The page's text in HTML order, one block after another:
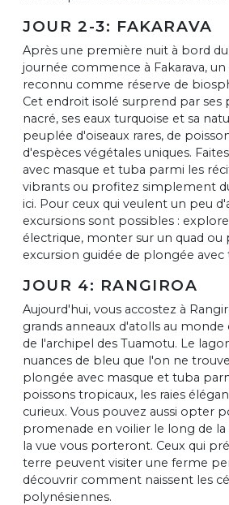
JOUR 2-3: FAKARAVA
Après une première nuit à bord du
journée commence à Fakarava,
reconnu comme réserve de
Cet endroit isolé surprend par ses
nacré, ses eaux turquoise et sa
peuplée d'oiseaux rares, de
d'espèces végétales uniques.
avec masque et tuba parmi les
vibrants ou profitez simplement
ici. Pour ceux qui veulent un peu
excursions sont possibles :
électrique, monter sur un quad ou
excursion guidée de plongée avec
JOUR 4: RANGIROA
Aujourd'hui, vous accostez à
grands anneaux d'atolls au monde
de l'archipel des Tuamotu. Le
nuances de bleu que l'on ne
plongée avec masque et tuba
poissons tropicaux, les raies
curieux. Vous pouvez aussi opter
promenade en voilier le long de
la vue vous porteront. Ceux qui
terre peuvent visiter une ferme
découvrir comment naissent les
polynésiennes.